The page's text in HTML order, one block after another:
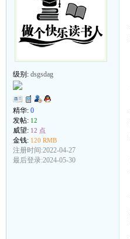
级别: dsgsdag
精华: 0
发帖: 12
威望: 12 点
金钱: 120 RMB
注册时间:2022-04-27
最后登录:2024-05-30